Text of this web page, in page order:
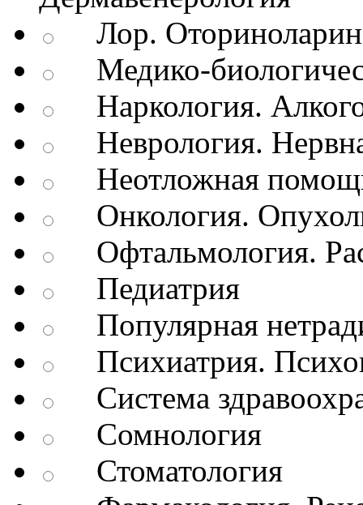
Лор.
Медико-
Наркология.
Неврология.
Неотложная
Онкология.
Офтальмология.
Педиатрия
Популярная
Психиатрия.
Система
Сомнология
Стоматология